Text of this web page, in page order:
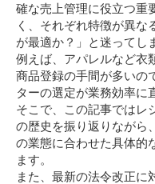
確な売上管理に役立つ重
く、それぞれ特徴が異な
が最適か？」と迷ってし
例えば、アパレルなど衣
商品登録の手間が多いの
ターの選定が業務効率に
そこで、この記事ではレ
の歴史を振り返りながら
の業態に合わせた具体的
ます。
また、最新の法令改正に